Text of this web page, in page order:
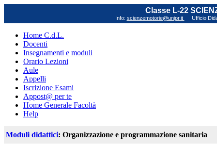
Classe L-22
Info: scienzemotorie@unipr.it Ufficio
Home C.d.L.
Docenti
Insegnamenti e moduli
Orario Lezioni
Aule
Appelli
Iscrizione Esami
Appost@ per te
Home Generale Facoltà
Help
Moduli didattici: Organizzazione e programmazione sanitaria